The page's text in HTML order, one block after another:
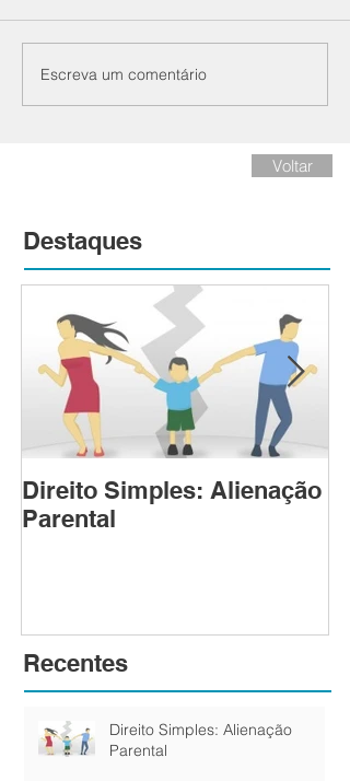
Escreva um comentário
Voltar
Destaques
Direito Simples: Alienação
Parental
Recentes
Direito Simples: Alienação
Parental